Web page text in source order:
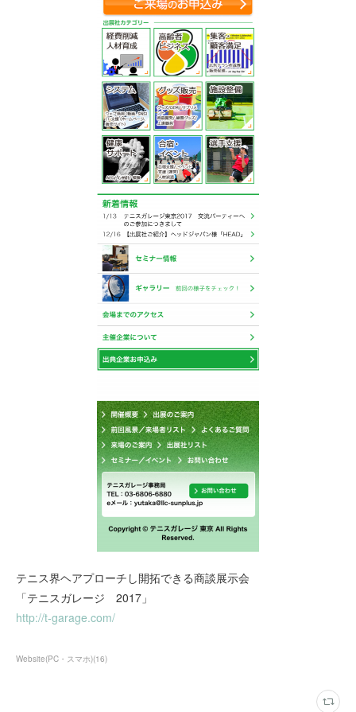
テニス界ヘアプローチし開拓できる商談展示会
「テニスガレージ 2017」
http://t-garage.com/
Website(PC・スマホ)(16)